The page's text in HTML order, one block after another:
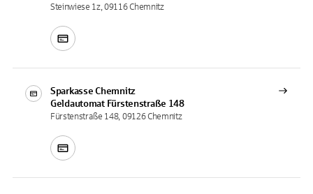
Steinwiese 1z, 09116 Chemnitz
Sparkasse Chemnitz
Geldautomat Fürstenstraße 148
Fürstenstraße 148, 09126 Chemnitz